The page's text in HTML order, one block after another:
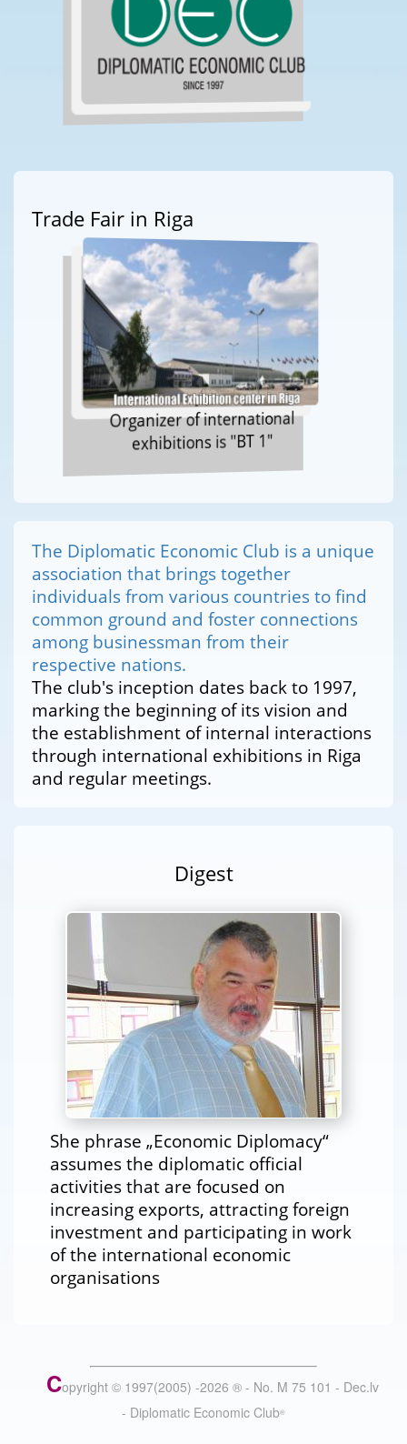
Trade Fair in Riga
Organizer of international
exhibitions is "BT 1"
The Diplomatic Economic Club is a unique
association that brings together
individuals from various countries to find
common ground and foster connections
among businessman from their
respective nations.
The club's inception dates back to 1997,
marking the beginning of its vision and
the establishment of internal interactions
through international exhibitions in Riga
and regular meetings.
Digest
She phrase „Economic Diplomacy“
assumes the diplomatic official
activities that are focused on
increasing exports, attracting foreign
investment and participating in work
of the international economic
organisations
Copyright © 1997(2005) -2026 ® - No. M 75 101 - Dec.lv
- Diplomatic Economic Club®